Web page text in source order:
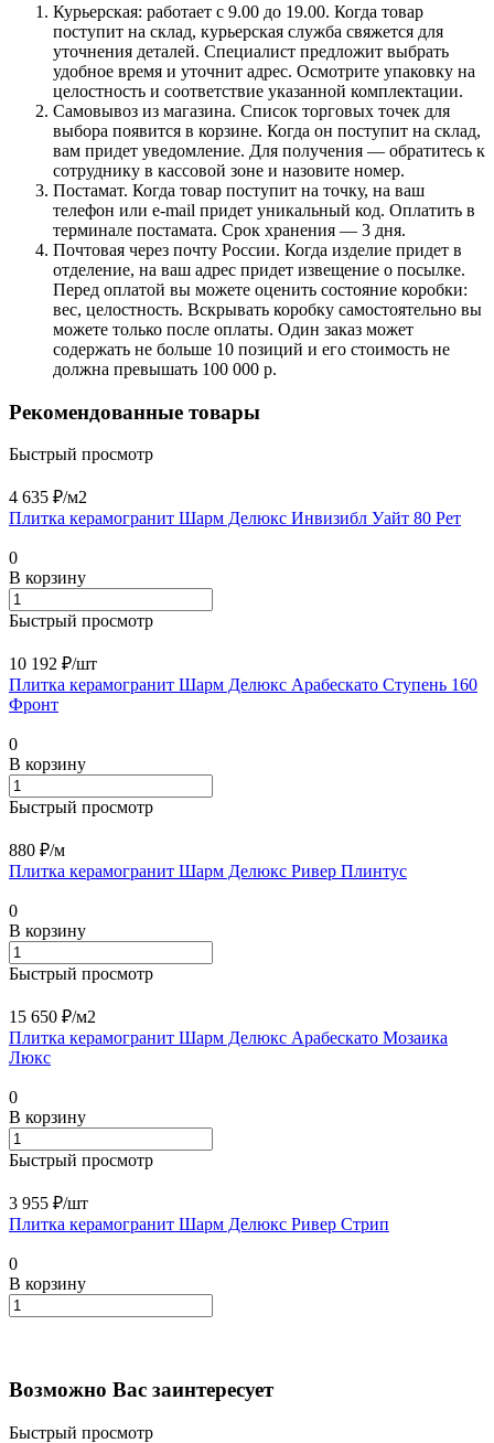
Курьерская: работает с 9.00 до 19.00. Когда товар
поступит на склад, курьерская служба свяжется для
уточнения деталей. Специалист предложит выбрать
удобное время и уточнит адрес. Осмотрите упаковку на
целостность и соответствие указанной комплектации.
Самовывоз из магазина. Список торговых точек для
выбора появится в корзине. Когда он поступит на склад,
вам придет уведомление. Для получения — обратитесь к
сотруднику в кассовой зоне и назовите номер.
Постамат. Когда товар поступит на точку, на ваш
телефон или e-mail придет уникальный код. Оплатить в
терминале постамата. Срок хранения — 3 дня.
Почтовая через почту России. Когда изделие придет в
отделение, на ваш адрес придет извещение о посылке.
Перед оплатой вы можете оценить состояние коробки:
вес, целостность. Вскрывать коробку самостоятельно вы
можете только после оплаты. Один заказ может
содержать не больше 10 позиций и его стоимость не
должна превышать 100 000 р.
Рекомендованные товары
Быстрый просмотр
4 635 ₽/м2
Плитка керамогранит Шарм Делюкс Инвизибл Уайт 80 Рет
0
В корзину
Быстрый просмотр
10 192 ₽/шт
Плитка керамогранит Шарм Делюкс Арабескато Ступень 160
Фронт
0
В корзину
Быстрый просмотр
880 ₽/м
Плитка керамогранит Шарм Делюкс Ривер Плинтус
0
В корзину
Быстрый просмотр
15 650 ₽/м2
Плитка керамогранит Шарм Делюкс Арабескато Мозаика
Люкс
0
В корзину
Быстрый просмотр
3 955 ₽/шт
Плитка керамогранит Шарм Делюкс Ривер Стрип
0
В корзину
Возможно Вас заинтересует
Быстрый просмотр